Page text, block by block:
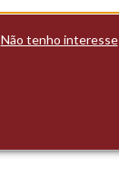
Não tenho interesse